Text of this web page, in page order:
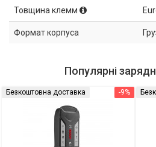
Товщина клемм
Формат корпуса
Популярні
-9%
Безкоштовна доставка